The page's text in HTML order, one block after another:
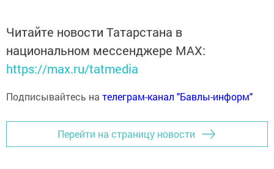
Читайте новости Татарстана в
национальном мессенджере MАХ:
https://max.ru/tatmedia
Подписывайтесь на телеграм-канал "Бавлы-информ"
Перейти на страницу новости